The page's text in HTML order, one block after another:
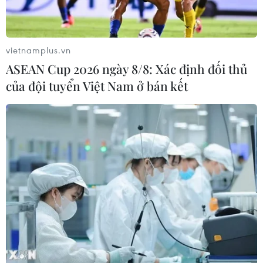
nguyên vươn mình.
vietnamplus.vn
ASEAN Cup 2026 ngày 8/8: Xác định đối thủ
của đội tuyển Việt Nam ở bán kết